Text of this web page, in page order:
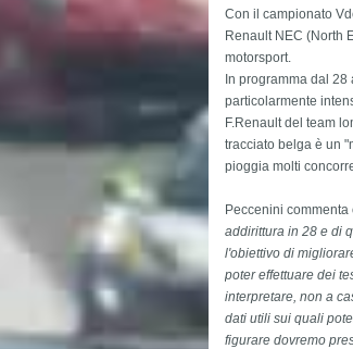
Con il campionato
Renault NEC (North
motorsport.
In programma dal
particolarmente
F.Renault del team
tracciato belga è un
pioggia molti
Peccenini
addirittura in 28 e di
l'obiettivo di
poter effettuare dei
interpretare, non a
dati utili sui quali
figurare dovremo